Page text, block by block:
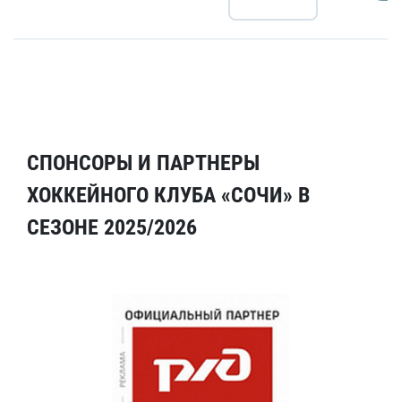
СПОНСОРЫ И ПАРТНЕРЫ
ХОККЕЙНОГО КЛУБА «СОЧИ» В
СЕЗОНЕ 2025/2026